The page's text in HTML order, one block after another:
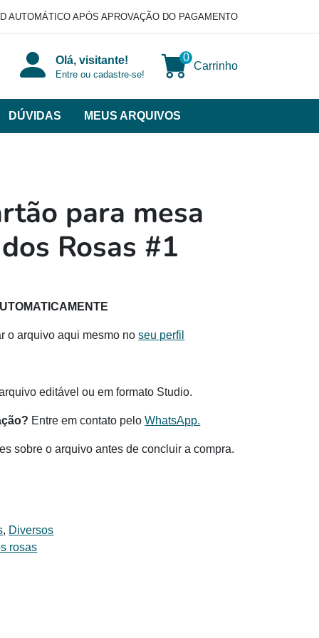
AUTOMÁTICO APÓS APROVAÇÃO DO PAGAMENTO
Olá, visitante!
Entre ou cadastre-se!
0
Carrinho
DÚVIDAS MEUS ARQUIVOS
para mesa
Rosas #1
o arquivo aqui mesmo noseu perfil
editável ou em formato Studio.
Entre em contato peloWhatsApp.
sobre o arquivo antes de concluir a compra.
, Diversos
rosas